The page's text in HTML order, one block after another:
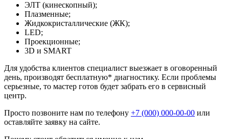
ЭЛТ (кинескопный);
Плазменные;
Жидкокристаллические (ЖК);
LED;
Проекционные;
3D и SMART
Для удобства клиентов специалист выезжает в оговоренный
день, производят бесплатную* диагностику. Если проблемы
серьезные, то мастер готов будет забрать его в сервисный
центр.
Просто позвоните нам по телефону +7 (000) 000-00-00 или
оставляйте заявку на сайте.